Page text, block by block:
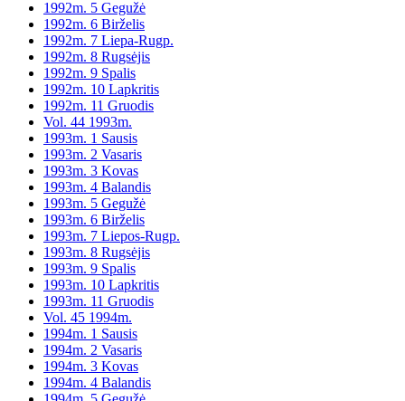
1992m. 5 Gegužė
1992m. 6 Birželis
1992m. 7 Liepa-Rugp.
1992m. 8 Rugsėjis
1992m. 9 Spalis
1992m. 10 Lapkritis
1992m. 11 Gruodis
Vol. 44 1993m.
1993m. 1 Sausis
1993m. 2 Vasaris
1993m. 3 Kovas
1993m. 4 Balandis
1993m. 5 Gegužė
1993m. 6 Birželis
1993m. 7 Liepos-Rugp.
1993m. 8 Rugsėjis
1993m. 9 Spalis
1993m. 10 Lapkritis
1993m. 11 Gruodis
Vol. 45 1994m.
1994m. 1 Sausis
1994m. 2 Vasaris
1994m. 3 Kovas
1994m. 4 Balandis